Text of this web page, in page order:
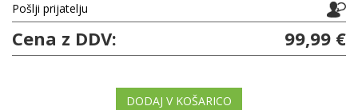
Pošlji prijatelju
Cena z DDV: 99,99 €
DODAJ V KOŠARICO